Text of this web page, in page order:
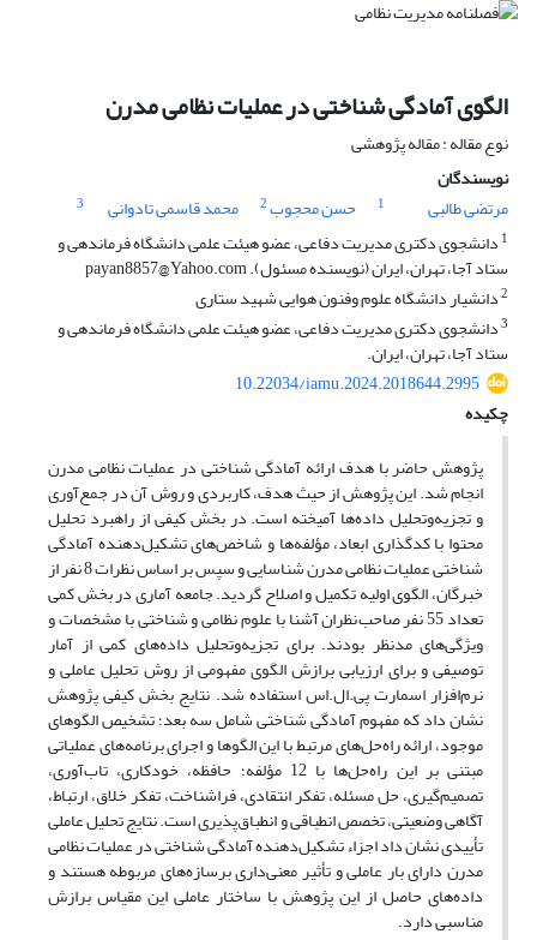
الگوی آمادگی شناختی در عملیات نظامی مدرن
نوع مقاله : مقاله پژوهشی
نویسندگان
مرتضی طالبی
1 حسن محجوب2 محمد قاسمی تادوانی
3
1 دانشجوی دکتری مدیریت دفاعی، عضو هیئت علمی دانشگاه فرماندهی و
ستاد آجا، تهران، ایران (نویسنده مسئول). payan8857@Yahoo.com
2دانشیار دانشگاه علوم وفنون هوایی شهید ستاری
3دانشجوی دکتری مدیریت دفاعی، عضو هیئت علمی دانشگاه فرماندهی و
ستاد آجا، تهران، ایران.
10.22034/iamu.2024.2018644.2995
چکیده
پژوهش حاضر با هدف ارائه آمادگی شناختی در عملیات نظامی مدرن
انجام شد. این پژوهش از حیث هدف، کاربردی و روش آن در جمع‌آوری
و تجزیه‌وتحلیل داده‌ها آمیخته است. در بخش کیفی از راهبرد تحلیل
محتوا با کدگذاری ابعاد، مؤلفه‌ها و شاخص‌های تشکیل‌دهنده آمادگی
شناختی عملیات نظامی مدرن شناسایی و سپس بر اساس نظرات 8 نفر از
خبرگان، الگوی اولیه تکمیل و اصلاح گردید. جامعه آماری در بخش کمی
تعداد 55 نفر صاحب‌نظران آشنا با علوم نظامی و شناختی با مشخصات و
ویژگی‌های مدنظر بودند. برای تجزیه‌وتحلیل داده‌های کمی از آمار
توصیفی و برای ارزیابی برازش الگوی مفهومی از روش تحلیل عاملی و
نرم‌افزار اسمارت پی.ال.اس استفاده شد. نتایج بخش کیفی پژوهش
نشان داد که مفهوم آمادگی شناختی شامل سه بعد؛ تشخیص الگوهای
موجود، ارائه راه‌حل‌های مرتبط با این الگوها و اجرای برنامه‌های عملیاتی
مبتنی بر این راه‌حل‌ها با 12 مؤلفه؛ حافظه، خودکاری، تاب‌آوری،
تصمیم‌گیری، حل مسئله، تفکر انتقادی، فراشناخت، تفکر خلاق، ارتباط،
آگاهی وضعیتی، تخصص انطباقی و انطباق‌پذیری است. نتایج تحلیل عاملی
تأییدی نشان داد اجزاء تشکیل‌دهنده آمادگی شناختی در عملیات نظامی
مدرن دارای بار عاملی و تأثیر معنی‌داری برسازه‌های مربوطه هستند و
داده‌های حاصل از این پژوهش با ساختار عاملی این مقیاس برازش
مناسبی دارد.